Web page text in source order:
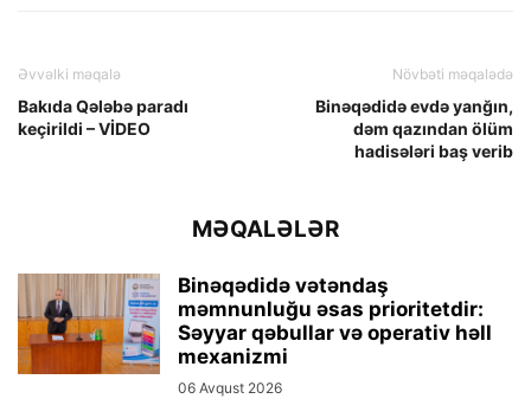
Əvvəlki məqalə
Bakıda Qələbə paradı
keçirildi – VİDEO
Növbəti məqalədə
Binəqədidə evdə yanğın,
dəm qazından ölüm
hadisələri baş verib
MƏQALƏLƏR
Binəqədidə vətəndaş
məmnunluğu əsas prioritetdir:
Səyyar qəbullar və operativ həll
mexanizmi
06 Avqust 2026